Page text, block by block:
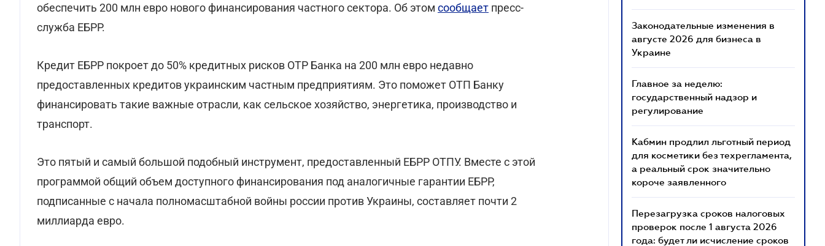
обеспечить 200 млн евро нового финансирования частного сектора. Об этом сообщает пресс-
служба ЕБРР.
Кредит ЕБРР покроет до 50% кредитных рисков OTP Банка на 200 млн евро недавно
предоставленных кредитов украинским частным предприятиям. Это поможет ОТП Банку
финансировать такие важные отрасли, как сельское хозяйство, энергетика, производство и
транспорт.
Это пятый и самый большой подобный инструмент, предоставленный ЕБРР ОТПУ. Вместе с этой
программой общий объем доступного финансирования под аналогичные гарантии ЕБРР,
подписанные с начала полномасштабной войны россии против Украины, составляет почти 2
миллиарда евро.
Законодательные изменения в
августе 2026 для бизнеса в
Украине
Главное за неделю:
государственный надзор и
регулирование
Кабмин продлил льготный период
для косметики без техрегламента,
а реальный срок значительно
короче заявленного
Перезагрузка сроков налоговых
проверок после 1 августа 2026
года: будет ли исчисление сроков